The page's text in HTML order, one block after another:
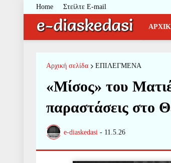
Home Στείλτε E-mail
Αρχική σελίδα ΕΠΙΛΕΓΜΕΝΑ
«Μίσος» του
παραστάσεις στο
e-diaskedasi - 11.5.26